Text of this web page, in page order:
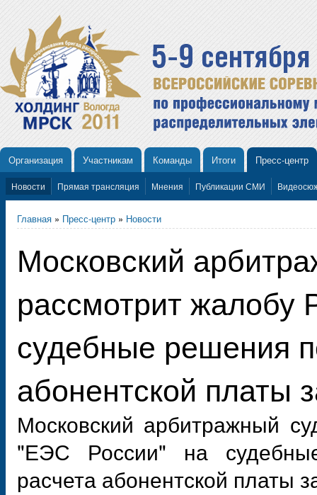
Организация Участникам Команды Итоги Пресс-центр
Новости Прямая трансляция Мнения Публикации СМИ
Главная » Пресс-центр » Новости
Московский
рассмотрит
судебные решения
абонентской платы
Московский арбитражный
"ЕЭС России" на
расчета абонентской платы